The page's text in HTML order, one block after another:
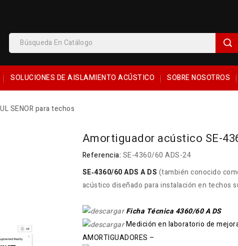
SOLUCIONES DE AISLAMIENTO ACÚSTICO SOBRE NOSOTROS
SENOR para techos
Amortiguador acústico SE-
Referencia: SE-4360/60 ADS-24
SE‑4360/60 ADS A DS (también conocido
acústico diseñado para instalación en techos
Ficha Técnica 4360/60 A DS
Medición en laboratorio de
AMORTIGUADORES –